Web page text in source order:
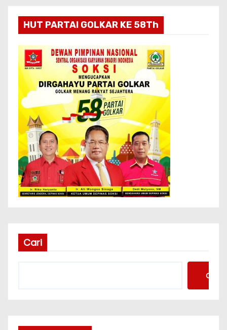
HUT PARTAI GOLKAR KE 58Th
Cari
Cari